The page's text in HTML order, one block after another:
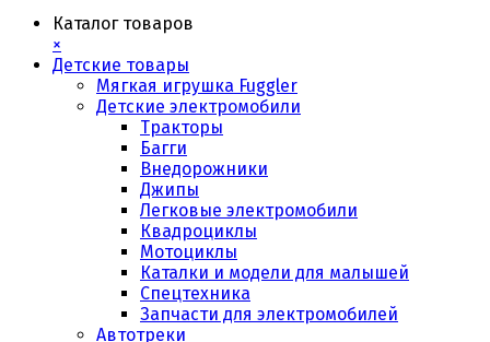
Каталог товаров
×
Детские товары
Мягкая игрушка Fuggler
Детские электромобили
Тракторы
Багги
Внедорожники
Джипы
Легковые электромобили
Квадроциклы
Мотоциклы
Каталки и модели для малышей
Спецтехника
Запчасти для электромобилей
Автотреки